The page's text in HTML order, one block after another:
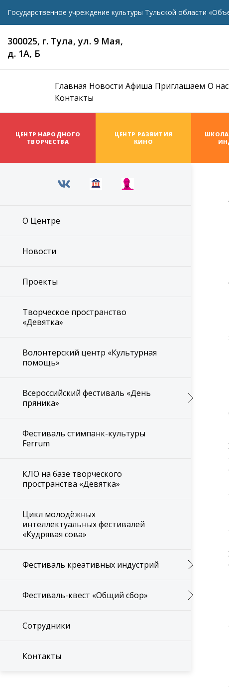
Государственное учреждение культуры Тульской области
300025, г. Тула, ул. 9 Мая,
д. 1А, Б
Главная Новости Афиша Приглашаем О нас
Контакты
ЦЕНТР НАРОДНОГО
ТВОРЧЕСТВА
ЦЕНТР РАЗВИТИЯ
КИНО
ШКОЛА
О Центре
Новости
Проекты
Творческое пространство
«Девятка»
Волонтерский центр «Культурная
помощь»
Всероссийский фестиваль «День
пряника»
Фестиваль стимпанк-культуры
Ferrum
КЛО на базе творческого
пространства «Девятка»
Цикл молодёжных
интеллектуальных фестивалей
«Кудрявая сова»
Фестиваль креативных индустрий
Фестиваль-квест «Общий сбор»
Сотрудники
Контакты